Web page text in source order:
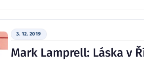
3. 12. 2019
Mark Lamprell: Láska v